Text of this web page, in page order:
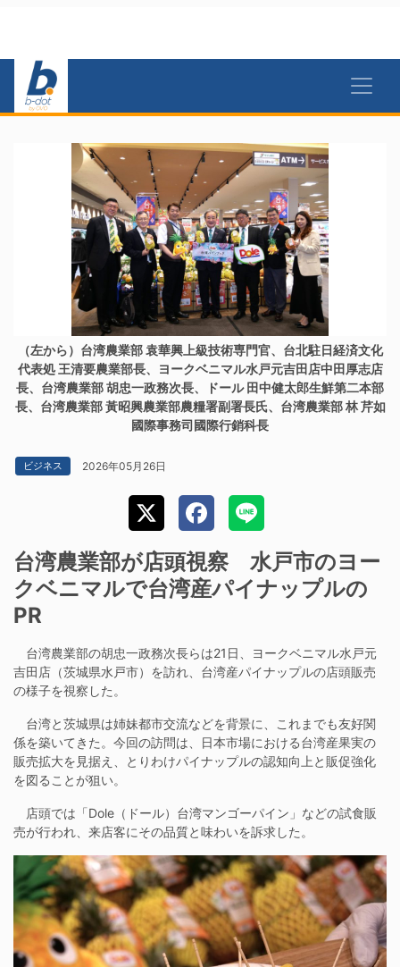
（左から）台湾農業部 袁華興上級技術専門官、台北駐日経済文化
代表処 王清要農業部長、ヨークベニマル水戸元吉田店中田厚志店
長、台湾農業部 胡忠一政務次長、ドール 田中健太郎生鮮第二本部
長、台湾農業部 黃昭興農業部農糧署副署長氏、台湾農業部 林 芹如
國際事務司國際行銷科長
ビジネス 2026年05月26日
台湾農業部が店頭視察 水戸市のヨー
クベニマルで台湾産パイナップルの
PR
台湾農業部の胡忠一政務次長らは21日、ヨークベニマル水戸元
吉田店（茨城県水戸市）を訪れ、台湾産パイナップルの店頭販売
の様子を視察した。
台湾と茨城県は姉妹都市交流などを背景に、これまでも友好関
係を築いてきた。今回の訪問は、日本市場における台湾産果実の
販売拡大を見据え、とりわけパイナップルの認知向上と販促強化
を図ることが狙い。
店頭では「Dole（ドール）台湾マンゴーパイン」などの試食販
売が行われ、来店客にその品質と味わいを訴求した。